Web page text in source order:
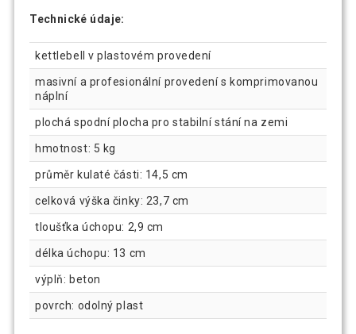
Technické údaje:
kettlebell v plastovém provedení
masivní a profesionální provedení s komprimovanou
náplní
plochá spodní plocha pro stabilní stání na zemi
hmotnost: 5 kg
průměr kulaté části: 14,5 cm
celková výška činky: 23,7 cm
tloušťka úchopu: 2,9 cm
délka úchopu: 13 cm
výplň: beton
povrch: odolný plast